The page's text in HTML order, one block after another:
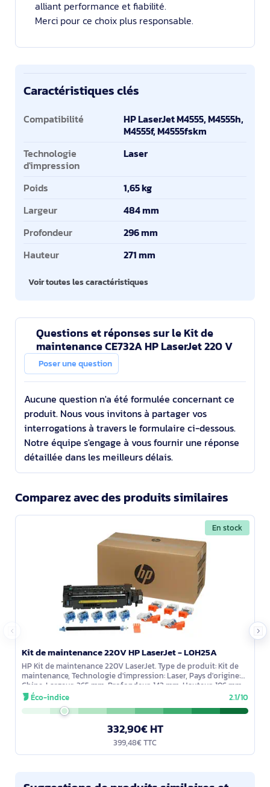
alliant performance et fiabilité.
Merci pour ce choix plus responsable.
Caractéristiques clés
Caractéristiques clés
Compatibilité
HP LaserJet M4555, M4555h,
M4555f, M4555fskm
Technologie
d'impression
Laser
Poids
1,65 kg
Largeur
484 mm
Profondeur
296 mm
Hauteur
271 mm
Voir toutes les caractéristiques
Questions et réponses sur le Kit de
maintenance CE732A HP LaserJet 220 V
Poser une question
Aucune question n'a été formulée concernant ce
produit. Nous vous invitons à partager vos
interrogations à travers le formulaire ci-dessous.
Notre équipe s'engage à vous fournir une réponse
détaillée dans les meilleurs délais.
Comparez avec des produits similaires
En stock
Kit de maintenance 220V HP LaserJet - L0H25A
HP Kit de maintenance 220V LaserJet. Type de produit: Kit de
maintenance, Technologie d'impression: Laser, Pays d'origine:
Chine. Largeur: 365 mm, Profondeur: 143 mm, Hauteur: 106 mm.
Poids du
Éco-indice 2.1/10
332,90€ HT
399,48€ TTC